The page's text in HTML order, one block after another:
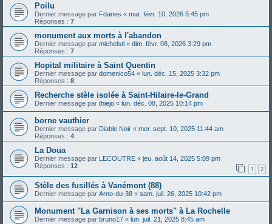
Poilu
Dernier message par Fdanes « mar. févr. 10, 2026 5:45 pm
Réponses : 7
monument aux morts à l'abandon
Dernier message par michelstl « dim. févr. 08, 2026 3:29 pm
Réponses : 7
Hopital militaire à Saint Quentin
Dernier message par domenico54 « lun. déc. 15, 2025 3:32 pm
Réponses : 8
Recherche stèle isolée à Saint-Hilaire-le-Grand
Dernier message par thiejo « lun. déc. 08, 2025 10:14 pm
borne vauthier
Dernier message par Diable Noir « mer. sept. 10, 2025 11:44 am
Réponses : 4
La Doua
Dernier message par LECOUTRE « jeu. août 14, 2025 5:09 pm
Réponses : 12 1 2
Stèle des fusillés à Vanémont (88)
Dernier message par Arno-du-38 « sam. juil. 26, 2025 10:42 pm
Monument "La Garnison à ses morts" à La Rochelle
Dernier message par bruno17 « lun. juil. 21, 2025 8:45 am